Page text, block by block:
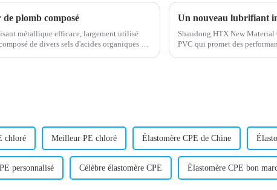
plomb composé
métallique efficace, largement utilisé
de divers sels d'acides organiques et
Shandong HTX New
PVC qui promet des
chloré Meilleur PE chloré Élastomère CPE de Chine
personnalisé Célèbre élastomère CPE Élastomère CPE bon